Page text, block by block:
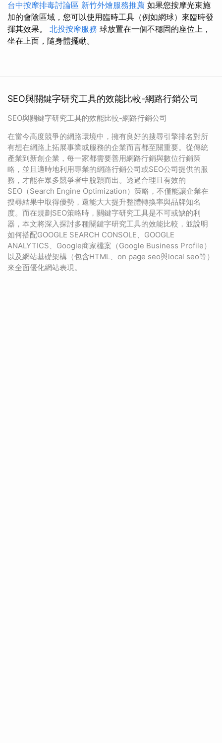
台中按摩排毒討論區 新竹外燴服務推薦 如果您按摩光束施
加的會陰區域，您可以使用臨時工具（例如網球）來臨時發
揮其效果。 北投按摩服務 球放置在一個不穩固的座位上，
坐在上面，隨身體擺動。
SEO與關鍵字研究工具的效能比較-網路行銷公司
SEO與關鍵字研究工具的效能比較-網路行銷公司
在當今高度競爭的網路環境中，擁有良好的搜尋引擎排名對所
有想在網路上拓展事業或服務的企業而言都至關重要。從傳統
產業到新創企業，每一家都需要善用網路行銷與數位行銷策
略，並且適時地利用專業的網路行銷公司或SEO公司提供的服
務，才能在眾多競爭者中脫穎而出。透過合理且有效的
SEO（Search Engine Optimization）策略，不僅能讓企業在
搜尋結果中取得優勢，還能大大提升整體轉換率與品牌知名
度。而在規劃SEO策略時，關鍵字研究工具是不可或缺的利
器，本文將深入探討多種關鍵字研究工具的效能比較，並說明
如何搭配GOOGLE SEARCH CONSOLE、GOOGLE
ANALYTICS、Google商家檔案（Google Business Profile）
以及網站基礎架構（包含HTML、on page seo與local seo等）
來全面優化網站表現。